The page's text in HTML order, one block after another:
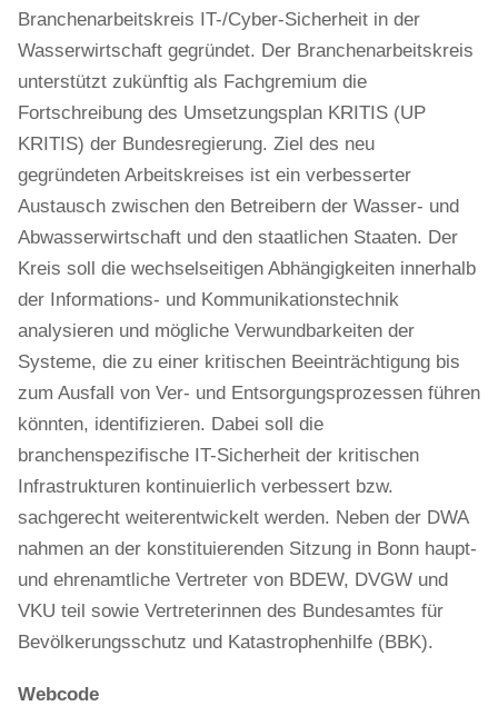
Branchenarbeitskreis IT-/Cyber-Sicherheit in der
Wasserwirtschaft gegründet. Der Branchenarbeitskreis
unterstützt zukünftig als Fachgremium die
Fortschreibung des Umsetzungsplan KRITIS (UP
KRITIS) der Bundesregierung. Ziel des neu
gegründeten Arbeitskreises ist ein verbesserter
Austausch zwischen den Betreibern der Wasser- und
Abwasserwirtschaft und den staatlichen Staaten. Der
Kreis soll die wechselseitigen Abhängigkeiten innerhalb
der Informations- und Kommunikationstechnik
analysieren und mögliche Verwundbarkeiten der
Systeme, die zu einer kritischen Beeinträchtigung bis
zum Ausfall von Ver- und Entsorgungsprozessen führen
könnten, identifizieren. Dabei soll die
branchenspezifische IT-Sicherheit der kritischen
Infrastrukturen kontinuierlich verbessert bzw.
sachgerecht weiterentwickelt werden. Neben der DWA
nahmen an der konstituierenden Sitzung in Bonn haupt-
und ehrenamtliche Vertreter von BDEW, DVGW und
VKU teil sowie Vertreterinnen des Bundesamtes für
Bevölkerungsschutz und Katastrophenhilfe (BBK).
Webcode